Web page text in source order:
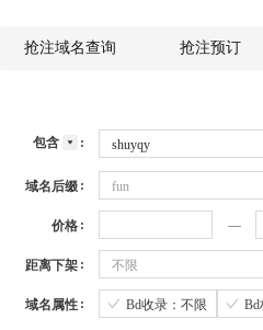
抢注域名查询 抢注预订
包含
域名后缀 fun
价格
距离下架 不限
域名属性 Bd收录：不限 Bd